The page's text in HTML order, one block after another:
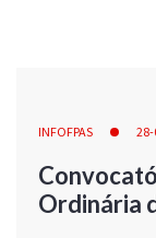
INFOFPAS
Ordinária